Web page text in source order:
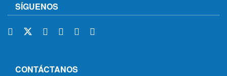
SÍGUENOS
CONTÁCTANOS